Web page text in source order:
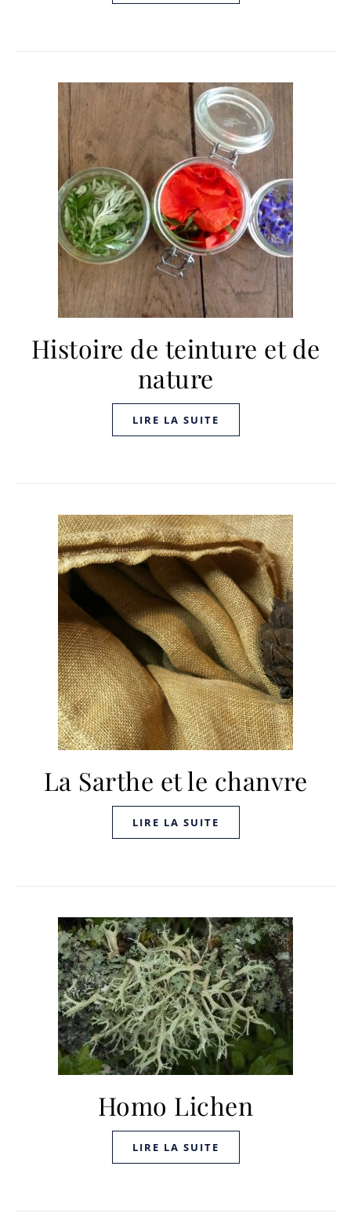
Histoire de teinture et de
nature
LIRE LA SUITE
La Sarthe et le chanvre
LIRE LA SUITE
Homo Lichen
LIRE LA SUITE